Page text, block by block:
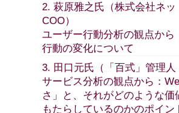
2. 萩原雅之氏（株式会社ネ
COO）
ユーザー行動分析の観点か
行動の変化について
3. 田口元氏（「百式」管理
サービス分析の観点から：
さ」と、それがどのような
もたらしているのかのポイン